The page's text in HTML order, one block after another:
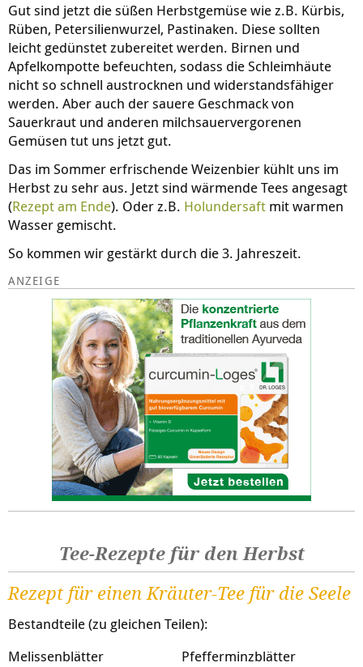
Gut sind jetzt die süßen Herbstgemüse wie z.B. Kürbis,
Rüben, Petersilienwurzel, Pastinaken. Diese sollten
leicht gedünstet zubereitet werden. Birnen und
Apfelkompotte befeuchten, sodass die Schleimhäute
nicht so schnell austrocknen und widerstandsfähiger
werden. Aber auch der sauere Geschmack von
Sauerkraut und anderen milchsauervergorenen
Gemüsen tut uns jetzt gut.
Das im Sommer erfrischende Weizenbier kühlt uns im
Herbst zu sehr aus. Jetzt sind wärmende Tees angesagt
(Rezept am Ende). Oder z.B. Holundersaft mit warmen
Wasser gemischt.
So kommen wir gestärkt durch die 3. Jahreszeit.
Tee-Rezepte für den Herbst
Rezept für einen Kräuter-Tee für die Seele
Bestandteile (zu gleichen Teilen):
Melissenblätter
Pfefferminzblätter